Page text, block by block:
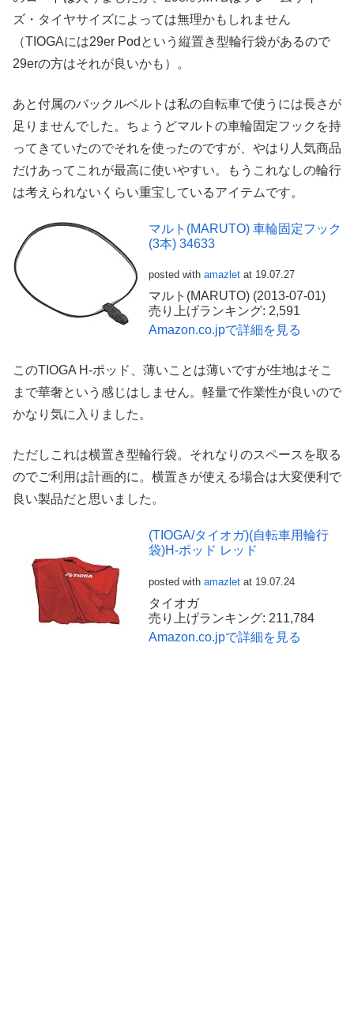
ズ・タイヤサイズによっては無理かもしれません
（TIOGAには29er Podという縦置き型輪行袋があるので
29erの方はそれが良いかも）。
あと付属のバックルベルトは私の自転車で使うには長さが
足りませんでした。ちょうどマルトの車輪固定フックを持
ってきていたのでそれを使ったのですが、やはり人気商品
だけあってこれが最高に使いやすい。もうこれなしの輪行
は考えられないくらい重宝しているアイテムです。
マルト(MARUTO) 車輪固定フック
(3本) 34633
posted with amazlet at 19.07.27
マルト(MARUTO) (2013-07-01)
売り上げランキング: 2,591
Amazon.co.jpで詳細を見る
このTIOGA H-ポッド、薄いことは薄いですが生地はそこ
まで華奢という感じはしません。軽量で作業性が良いので
かなり気に入りました。
ただしこれは横置き型輪行袋。それなりのスペースを取る
のでご利用は計画的に。横置きが使える場合は大変便利で
良い製品だと思いました。
(TIOGA/タイオガ)(自転車用輪行
袋)H-ポッド レッド
posted with amazlet at 19.07.24
タイオガ
売り上げランキング: 211,784
Amazon.co.jpで詳細を見る